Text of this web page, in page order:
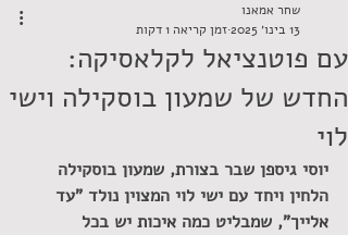
עם פוטנציאל לקלאסיקה:
החדש של שמעון בוסקילה וישי
לוי
שחר אמאנו
13 בינו׳ 2025
זמן קריאה 1 דקות
יוסי גיספן שבר בצורת, שמעון בוסקילה
הלחין ויחד עם ישי לוי המצוין נולד "עד
אלייך", שמבליט כמה איכות יש בכל